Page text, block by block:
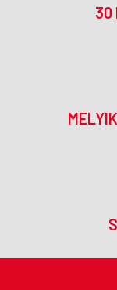
30